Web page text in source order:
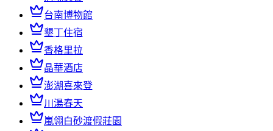
台南博物館
墾丁住宿
香格里拉
晶華酒店
澎湖喜來登
川湯春天
嵐翎白砂渡假莊園